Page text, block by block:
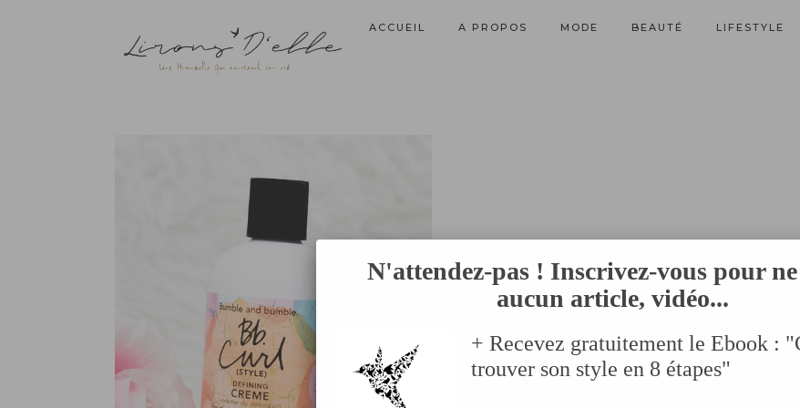
ACCUEIL A PROPOS MODE BEAUTÉ LIFESTYLE
N'attendez-pas ! Inscrivez-vous pour
aucun article, vidéo...
+ Recevez gratuitement le Ebook :
trouver son style en 8 étapes"